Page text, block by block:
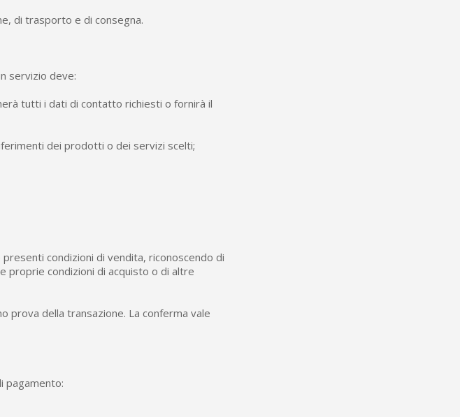
di trasporto e di consegna.
servizio deve:
tutti i dati di contatto richiesti o fornirà il
dei prodotti o dei servizi scelti;
condizioni di vendita, riconoscendo di
proprie condizioni di acquisto o di altre
prova della transazione. La conferma vale
pagamento: